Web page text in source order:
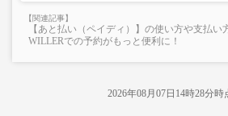
【あと払い（ペイディ）】の使い方や支払い
WILLERでの予約がもっと便利に！
2026年08月07日14時28分時